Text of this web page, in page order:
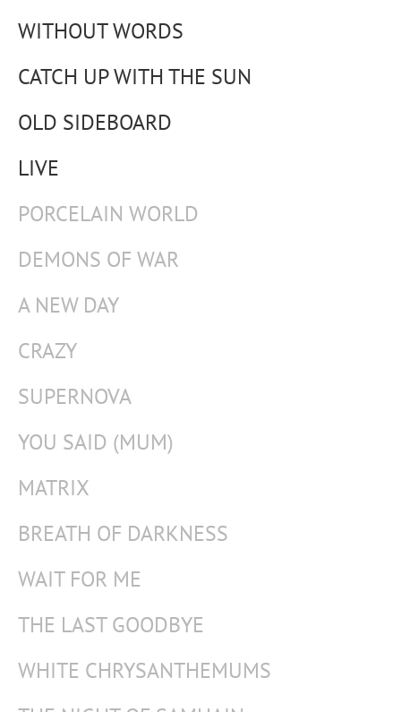
WITHOUT WORDS
CATCH UP WITH THE SUN
OLD SIDEBOARD
LIVE
PORCELAIN WORLD
DEMONS OF WAR
A NEW DAY
CRAZY
SUPERNOVA
YOU SAID (MUM)
MATRIX
BREATH OF DARKNESS
WAIT FOR ME
THE LAST GOODBYE
WHITE CHRYSANTHEMUMS